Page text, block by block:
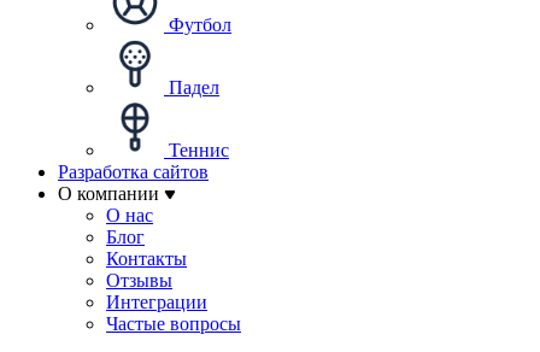
Футбол
Падел
Теннис
Разработка сайтов
О компании
О нас
Блог
Контакты
Отзывы
Интеграции
Частые вопросы